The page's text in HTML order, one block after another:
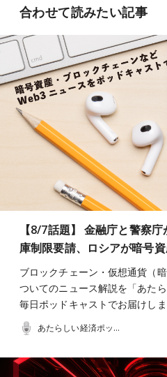
合わせて読みたい記事
【8/7話題】 金融庁と警察
庫制限要請、ロシアが暗号
ブロックチェーン・仮想通貨（
ついてのニュース解説を「あた
毎日ポッドキャストでお届けし
あたらしい経済ポッドキャスト